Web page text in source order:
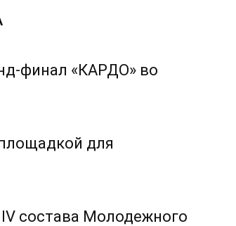
финал «КАРДО» во
для
состава Молодежного